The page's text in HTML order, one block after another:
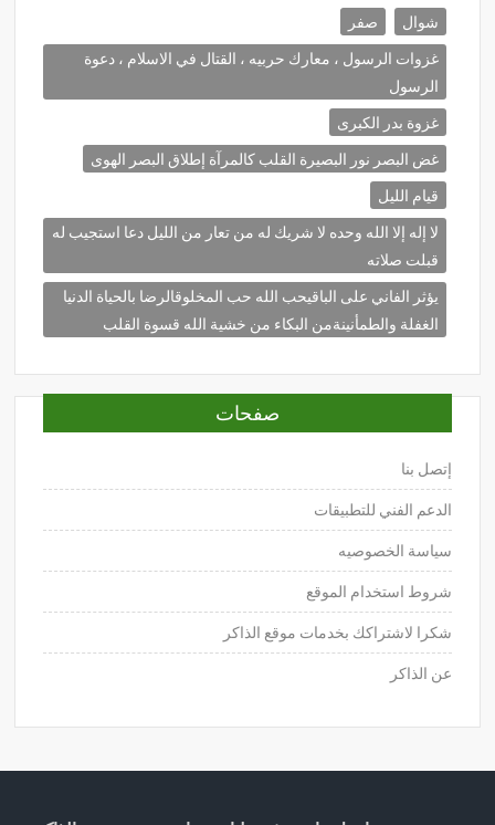
شوال
صفر
غزوات الرسول ، معارك حربيه ، القتال في الاسلام ، دعوة
الرسول
غزوة بدر الكبرى
غض البصر نور البصيرة القلب كالمرآة إطلاق البصر الهوى
قيام الليل
لا إله إلا الله وحده لا شريك له من تعار من الليل دعا استجيب له
قبلت صلاته
يؤثر الفاني على الباقيحب الله حب المخلوقالرضا بالحياة الدنيا
الغفلة والطمأنينةمن البكاء من خشية الله قسوة القلب
صفحات
إتصل بنا
الدعم الفني للتطبيقات
سياسة الخصوصيه
شروط استخدام الموقع
شكرا لاشتراكك بخدمات موقع الذاكر
عن الذاكر